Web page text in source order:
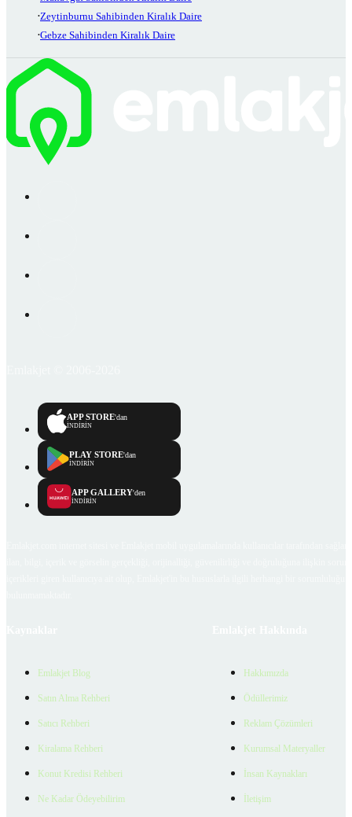
Zeytinburnu Sahibinden Kiralık Daire
Gebze Sahibinden Kiralık Daire
APP STORE'dan
İNDİRİN
PLAY STORE'dan
İNDİRİN
APP GALLERY'den
İNDİRİN
Emlakjet Blog
Satın Alma Rehberi
Satıcı Rehberi
Kiralama Rehberi
Konut Kredisi Rehberi
Ne Kadar Ödeyebilirim
Hakkımızda
Ödüllerimiz
Reklam Çözümleri
Kurumsal Materyaller
İnsan Kaynakları
İletişim